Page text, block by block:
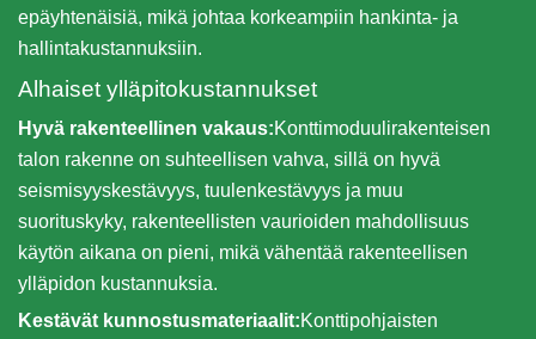
epäyhtenäisiä, mikä johtaa korkeampiin hankinta- ja
hallintakustannuksiin.
Alhaiset ylläpitokustannukset
Hyvä rakenteellinen vakaus:Konttimoduulirakenteisen
talon rakenne on suhteellisen vahva, sillä on hyvä
seismisyyskestävyys, tuulenkestävyys ja muu
suorituskyky, rakenteellisten vaurioiden mahdollisuus
käytön aikana on pieni, mikä vähentää rakenteellisen
ylläpidon kustannuksia.
Kestävät kunnostusmateriaalit:Konttipohjaisten